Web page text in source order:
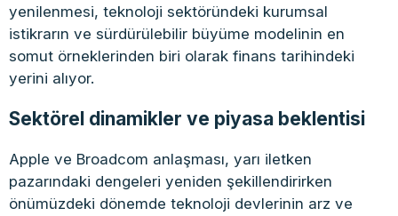
yenilenmesi, teknoloji sektöründeki kurumsal
istikrarın ve sürdürülebilir büyüme modelinin en
somut örneklerinden biri olarak finans tarihindeki
yerini alıyor.
Sektörel dinamikler ve piyasa beklentisi
Apple ve Broadcom anlaşması, yarı iletken
pazarındaki dengeleri yeniden şekillendirirken
önümüzdeki dönemde teknoloji devlerinin arz ve